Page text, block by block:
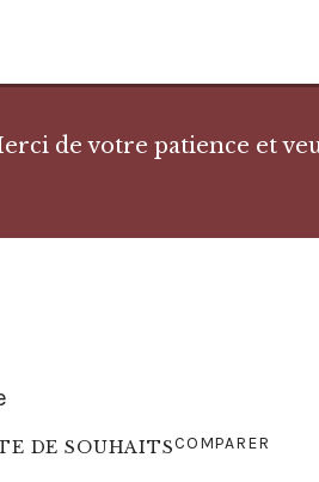
de votre patience et
DE SOUHAITSCOMPARER